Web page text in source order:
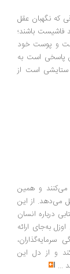
عقل
باشند؛
خود
است به
است از
و همین
از این
انسان
ارائه
دل این